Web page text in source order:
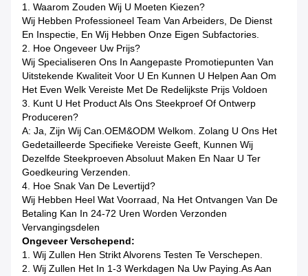
1. Waarom Zouden Wij U Moeten Kiezen?
Wij Hebben Professioneel Team Van Arbeiders, De Dienst
En Inspectie, En Wij Hebben Onze Eigen Subfactories.
2. Hoe Ongeveer Uw Prijs?
Wij Specialiseren Ons In Aangepaste Promotiepunten Van
Uitstekende Kwaliteit Voor U En Kunnen U Helpen Aan Om
Het Even Welk Vereiste Met De Redelijkste Prijs Voldoen
3. Kunt U Het Product Als Ons Steekproef Of Ontwerp
Produceren?
A: Ja, Zijn Wij Can.OEM&ODM Welkom. Zolang U Ons Het
Gedetailleerde Specifieke Vereiste Geeft, Kunnen Wij
Dezelfde Steekproeven Absoluut Maken En Naar U Ter
Goedkeuring Verzenden.
4. Hoe Snak Van De Levertijd?
Wij Hebben Heel Wat Voorraad, Na Het Ontvangen Van De
Betaling Kan In 24-72 Uren Worden Verzonden
Vervangingsdelen
Ongeveer Verschepend:
1. Wij Zullen Hen Strikt Alvorens Testen Te Verschepen.
2. Wij Zullen Het In 1-3 Werkdagen Na Uw Paying.as Aan